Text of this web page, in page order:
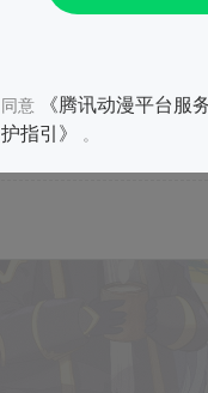
同意 《腾讯动漫平台服
护指引》
。